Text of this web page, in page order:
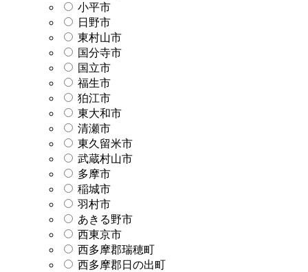
小平市
日野市
東村山市
国分寺市
国立市
福生市
狛江市
東大和市
清瀬市
東久留米市
武蔵村山市
多摩市
稲城市
羽村市
あきる野市
西東京市
西多摩郡瑞穂町
西多摩郡日の出町